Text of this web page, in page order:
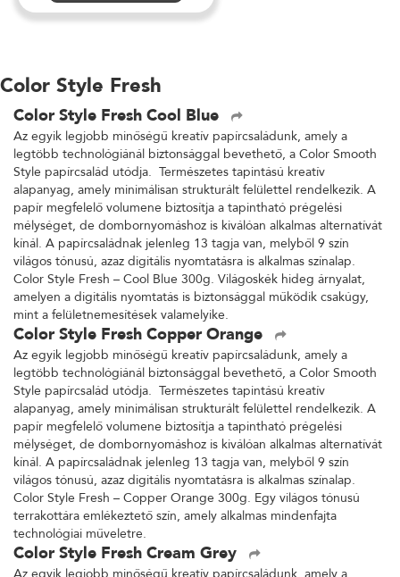
Color Style Fresh
Color Style Fresh Cool Blue
Az egyik legjobb minőségű kreatív papírcsaládunk, amely a
legtöbb technológiánál biztonsággal bevethető, a Color Smooth
Style papírcsalád utódja. Természetes tapintású kreatív
alapanyag, amely minimálisan strukturált felülettel rendelkezik. A
papír megfelelő volumene biztosítja a tapintható prégelési
mélységet, de dombornyomáshoz is kiválóan alkalmas alternatívát
kínál. A papírcsaládnak jelenleg 13 tagja van, melyből 9 szín
világos tónusú, azaz digitális nyomtatásra is alkalmas színalap.
Color Style Fresh – Cool Blue 300g. Világoskék hideg árnyalat,
amelyen a digitális nyomtatás is biztonsággal működik csakúgy,
mint a felületnemesítések valamelyike.
Color Style Fresh Copper Orange
Az egyik legjobb minőségű kreatív papírcsaládunk, amely a
legtöbb technológiánál biztonsággal bevethető, a Color Smooth
Style papírcsalád utódja. Természetes tapintású kreatív
alapanyag, amely minimálisan strukturált felülettel rendelkezik. A
papír megfelelő volumene biztosítja a tapintható prégelési
mélységet, de dombornyomáshoz is kiválóan alkalmas alternatívát
kínál. A papírcsaládnak jelenleg 13 tagja van, melyből 9 szín
világos tónusú, azaz digitális nyomtatásra is alkalmas színalap.
Color Style Fresh – Copper Orange 300g. Egy világos tónusú
terrakottára emlékeztető szín, amely alkalmas mindenfajta
technológiai műveletre.
Color Style Fresh Cream Grey